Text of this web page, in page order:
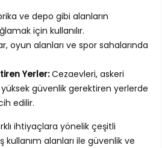
ve depo gibi alanların
için kullanılır.
oyun alanları ve spor sahalarında
Yerler:Cezaevleri, askeri
güvenlik gerektiren yerlerde
edilir.
ihtiyaçlara yönelik çeşitli
alanları ile güvenlik ve